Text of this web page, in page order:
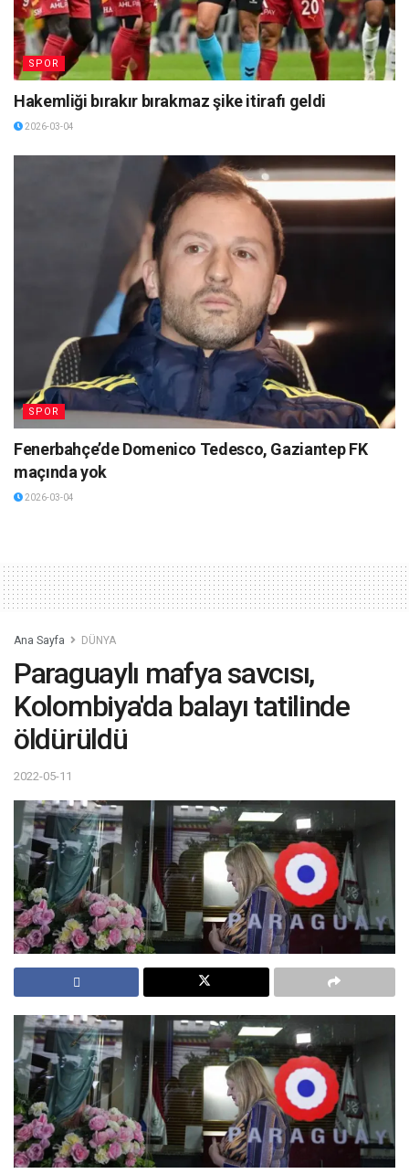
SPOR
Hakemliği bırakır bırakmaz şike itirafı geldi
2026-03-04
SPOR
Fenerbahçe’de Domenico Tedesco, Gaziantep FK
maçında yok
2026-03-04
Ana Sayfa DÜNYA
Paraguaylı mafya savcısı,
Kolombiya'da balayı tatilinde
öldürüldü
2022-05-11